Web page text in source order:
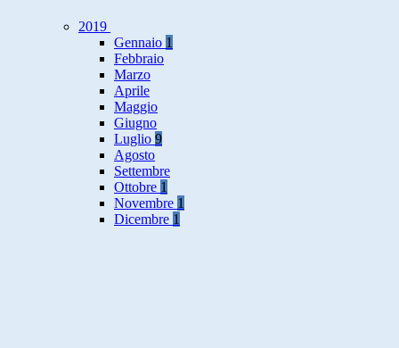
2019
Gennaio 1
Febbraio
Marzo
Aprile
Maggio
Giugno
Luglio 9
Agosto
Settembre
Ottobre 1
Novembre 1
Dicembre 1